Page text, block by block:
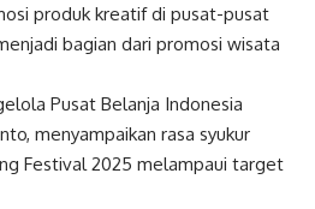
produk kreatif di pusat-pusat
bagian dari promosi wisata
Pusat Belanja Indonesia
menyampaikan rasa syukur
Festival 2025 melampaui target